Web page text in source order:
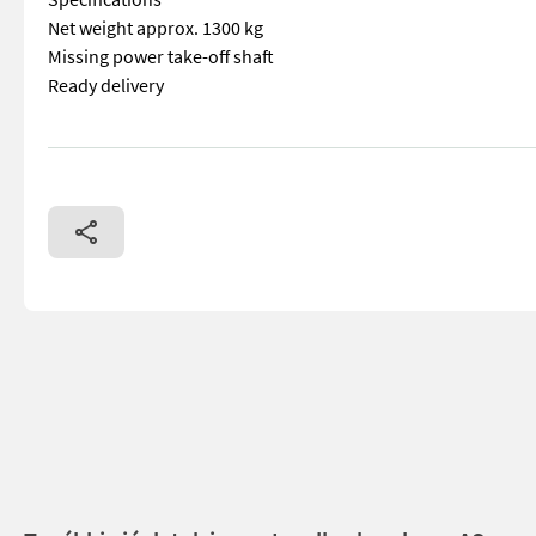
Net weight approx. 1300 kg
Missing power take-off shaft
Ready delivery
== Mer informasjon (NO) == mascus_category: